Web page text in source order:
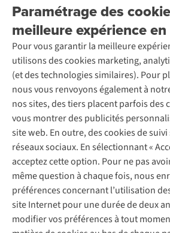
Paramétrage des
meilleure expérience
Pour vous garantir la meilleure
utilisons des cookies marketing,
(et des technologies similaires). Pour
nous vous renvoyons également à
nos sites, des tiers placent parfois des
vous montrer des publicités
site web. En outre, des cookies de
réseaux sociaux. En sélectionnant «
acceptez cette option. Pour ne pas
même question à chaque fois, nous
préférences concernant l’utilisation
site Internet pour une durée de deux
modifier vos préférences à tout
Retourner
Rétractation d'une commande
Entretien & réparations
Garantie
Contactez-nous
Entreprise responsable
À propos d’Ayacucho
Nos magasins
À propos d’A.S.Adventure
Déclaration d'accessibilité
Location / Location sports d’hiver
Seconde-main
Entretien de ski
Service de lavage
Entretien de chaussures
Réparation de chaussures
Réparation de vêtements
Retouches
Pour les entreprises
Découvrez
A.S.Magazine
Explore Camp
Expertise & conseils
Abonnez-vous à la newsletter
Suivez-nous
Mentions légales Politique de